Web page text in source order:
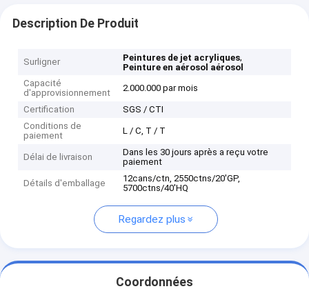
Description De Produit
Surligner Peintures de jet acryliques,
Peinture en aérosol aérosol
Capacité
d'approvisionnement
2.000.000 par mois
Certification
SGS / CTI
Conditions de
paiement
L / C, T / T
Délai de livraison
Dans les 30 jours après a reçu votre
paiement
Détails d'emballage
12cans/ctn, 2550ctns/20'GP,
5700ctns/40'HQ
Regardez plus
Coordonnées